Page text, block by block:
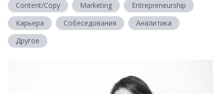
Content/Copy
Marketing
Entrepreneurship
Карьера
Собеседования
Аналитика
Другое